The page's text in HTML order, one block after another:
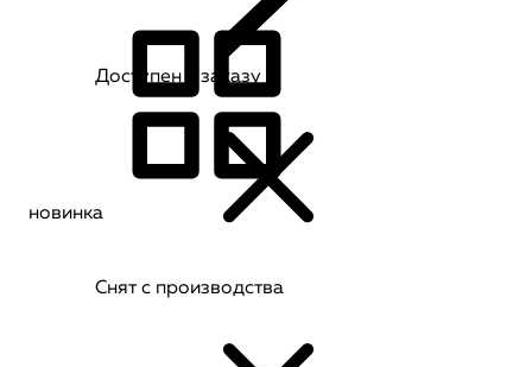
новинка
Доступен к заказу
Снят с производства